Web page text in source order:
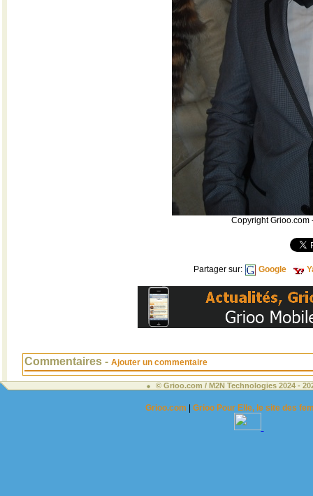
Copyright Grioo.com
Partager sur: Google
Commentaires - Ajouter un commentaire
© Grioo.com / M2N Technologies 2024 -
Grioo.com |Grioo Pour Elle, le site des